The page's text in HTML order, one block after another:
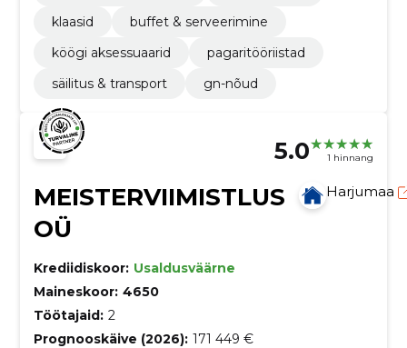
klaasid
buffet & serveerimine
köögi aksessuaarid
pagaritööriistad
säilitus & transport
gn-nõud
5.0 1 hinnang
MEISTERVIIMISTLUS
OÜ
Harjumaa
Krediidiskoor: Usaldusväärne
Maineskoor: 4650
Töötajaid: 2
Prognooskäive (2026): 171 449 €